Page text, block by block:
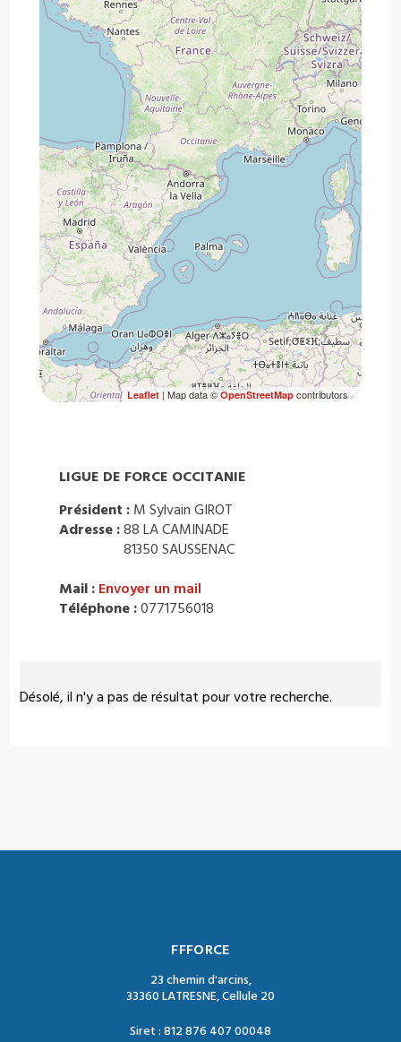
Désolé, il n'y a pas de résultat pour votre recherche.
Leaflet| Map data ©OpenStreetMapcontributors
LIGUE DE FORCE OCCITANIE
Président : M Sylvain GIROT
Adresse :88 LA CAMINADE
81350 SAUSSENAC
Mail : Envoyer un mail
Téléphone :0771756018
FFFORCE
23 chemin d'arcins,
33360 LATRESNE, Cellule 20
Siret : 812 876 407 00048